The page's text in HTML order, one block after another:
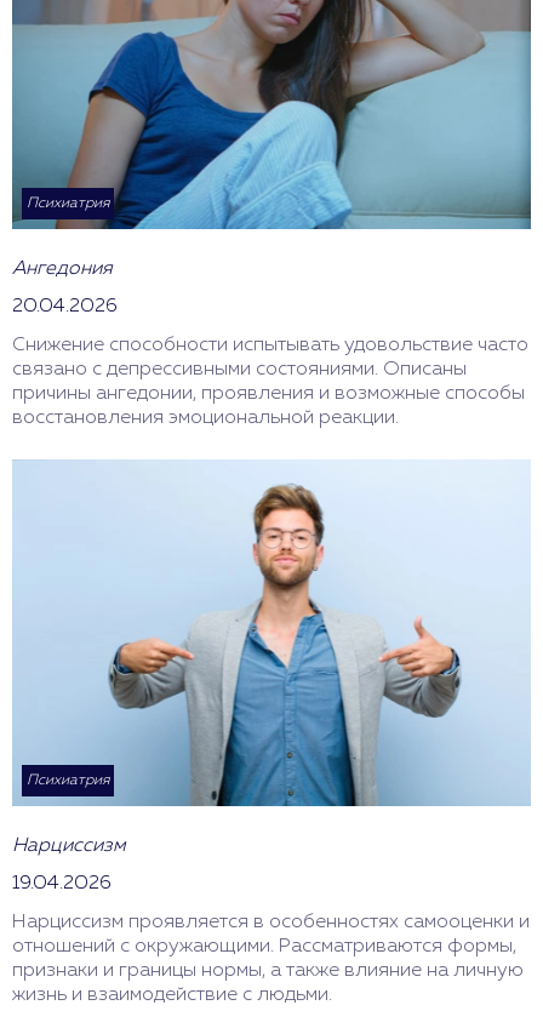
Психиатрия
Ангедония
20.04.2026
Снижение способности испытывать удовольствие часто
связано с депрессивными состояниями. Описаны
причины ангедонии, проявления и возможные способы
восстановления эмоциональной реакции.
Психиатрия
Нарциссизм
19.04.2026
Нарциссизм проявляется в особенностях самооценки и
отношений с окружающими. Рассматриваются формы,
признаки и границы нормы, а также влияние на личную
жизнь и взаимодействие с людьми.